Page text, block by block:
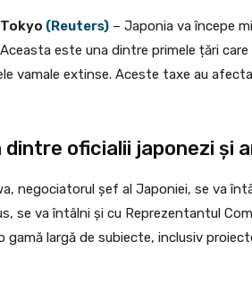
(Reuters) – Japonia va începe
este una dintre primele țări
vamale extinse. Aceste taxe au
oficialii japonezi și
negociatorul șef al Japoniei, se va
se va întâlni și cu Reprezentantul
gamă largă de subiecte, inclusiv